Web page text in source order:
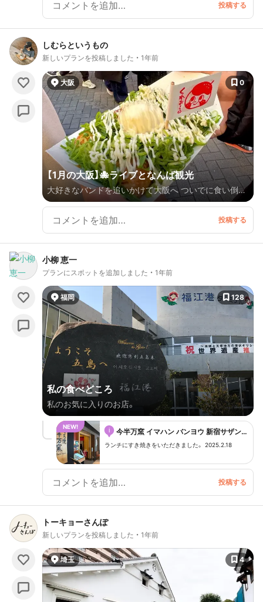
✌🏻ｱｹﾞ
しむらというもの
新しいプランを投稿しました 1年前
大阪 0
【1月の大阪】🐙ライブとなんば観光
大好きなバンドを追いかけて大阪へ ついでに食い倒れ
ツアー✌🏻
小柳 恵一
プランにスポットを追加しました 1年前
福岡 128
私の食べどころ
私のお気に入りのお店。
i
今半万窯 イマハン バンヨウ 新宿サザンタ
ワー店
ランチにすき焼きをいただきました。 2025.2.18
トーキョーさんぽ
新しいプランを投稿しました 1年前
埼玉 4